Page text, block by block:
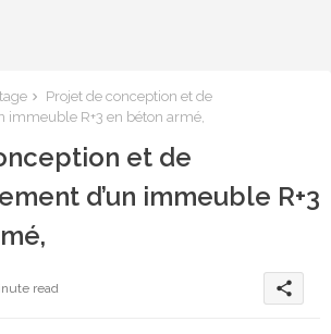
Projet de conception et de
immeuble R+3 en béton armé,
et de
d’un immeuble R+3
read share